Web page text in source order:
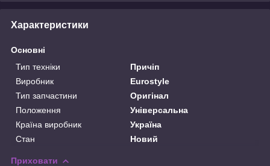
Характеристики
Основні
Тип техніки
Причіп
Виробник
Eurostyle
Тип запчастини
Оригінал
Положення
Універсальна
Країна виробник
Україна
Стан
Новий
Приховати